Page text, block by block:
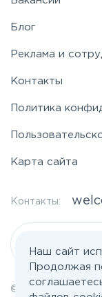
Блог
Реклама и
Контакты
Политика
Карта сайта
Контакты:
© 2026 Все права
Наш сайт
Продолжая